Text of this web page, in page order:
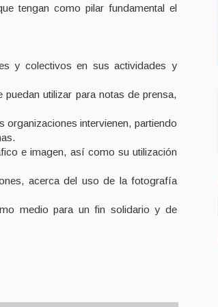
tengan como pilar fundamental el
y colectivos en sus actividades y
utilizar para notas de prensa,
organizaciones intervienen, partiendo
e imagen, así como su utilización
acerca del uso de la fotografía
medio para un fin solidario y de